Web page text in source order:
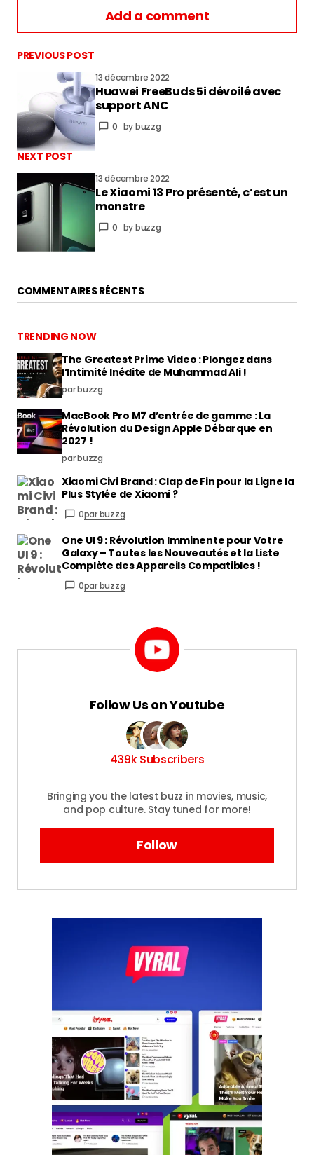
Add a comment
vous connecter
PREVIOUS POST
13 décembre 2022
Huawei FreeBuds 5i dévoilé avec
support ANC
0 bybuzzg
NEXT POST
13 décembre 2022
Le Xiaomi 13 Pro présenté, c’est un
monstre
0 bybuzzg
COMMENTAIRES RÉCENTS
TRENDING NOW
The Greatest Prime Video : Plongez dans
l’Intimité Inédite de Muhammad Ali !
par buzzg
MacBook Pro M7 d’entrée de gamme : La
Révolution du Design Apple Débarque en
2027 !
par buzzg
Xiaomi Civi Brand : Clap de Fin pour la Ligne la
Plus Stylée de Xiaomi ?
0par buzzg
One UI 9 : Révolution Imminente pour Votre
Galaxy – Toutes les Nouveautés et la Liste
Complète des Appareils Compatibles !
0par buzzg
Follow Us on Youtube
439k Subscribers
Bringing you the latest buzz in movies, music,
and pop culture. Stay tuned for more!
Follow